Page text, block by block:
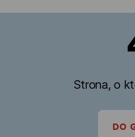
Strona, o
DO